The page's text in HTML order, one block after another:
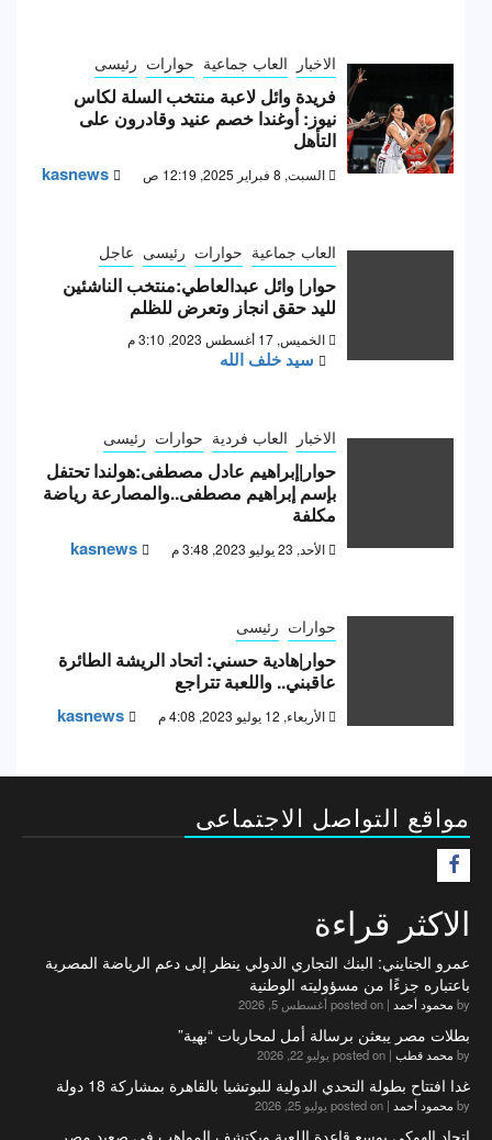
الاخبار العاب جماعية حوارات رئيسى
فريدة وائل لاعبة منتخب السلة لكاس
نيوز: أوغندا خصم عنيد وقادرون على
التأهل
السبت, 8 فبراير 2025, 12:19 ص kasnews
العاب جماعية حوارات رئيسى عاجل
حوار| وائل عبدالعاطي:منتخب الناشئين
لليد حقق انجاز وتعرض للظلم
الخميس, 17 أغسطس 2023, 3:10 م
سيد خلف الله
الاخبار العاب فردية حوارات رئيسى
حوار|إبراهيم عادل مصطفى:هولندا تحتفل
بإسم إبراهيم مصطفى..والمصارعة رياضة
مكلفة
الأحد, 23 يوليو 2023, 3:48 م kasnews
حوارات رئيسى
حوار|هادية حسني: اتحاد الريشة الطائرة
عاقبني.. واللعبة تتراجع
الأربعاء, 12 يوليو 2023, 4:08 م kasnews
مواقع التواصل الاجتماعى
الاكثر قراءة
عمرو الجنايني: البنك التجاري الدولي ينظر إلى دعم الرياضة المصرية
باعتباره جزءًا من مسؤوليته الوطنية
by محمود أحمد | posted on أغسطس 5, 2026
بطلات مصر يبعثن برسالة أمل لمحاربات “بهية”
by محمد قطب | posted on يوليو 22, 2026
غدا افتتاح بطولة التحدي الدولية للبوتشيا بالقاهرة بمشاركة 18 دولة
by محمود أحمد | posted on يوليو 25, 2026
اتحاد الهوكي يوسع قاعدة اللعبة ويكتشف المواهب في صعيد مصر